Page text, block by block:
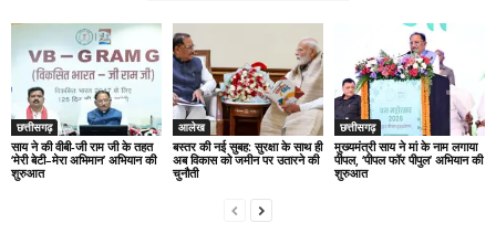
छत्तीसगढ़
साय ने की वीबी-जी राम जी के तहत
‘मेरी बेटी–मेरा अभिमान’ अभियान की
शुरुआत
आलेख
बस्तर की नई सुबह: सुरक्षा के साथ ही
अब विकास को जमीन पर उतारने की
चुनौती
छत्तीसगढ़
मुख्यमंत्री साय ने मां के नाम लगाया
पीपल, ‘पीपल फॉर पीपुल’ अभियान की
शुरुआत